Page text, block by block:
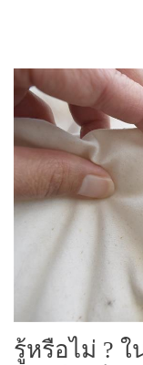
รู้หรือไม่ ?